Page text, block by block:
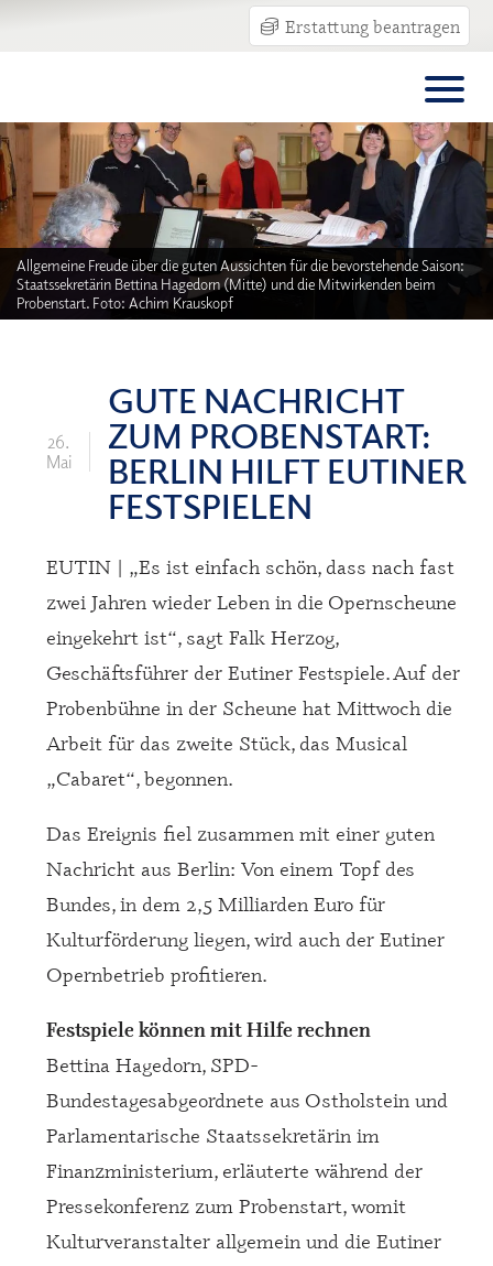
Erstattung beantragen
Allgemeine Freude über die guten Aussichten für die bevorstehende Saison:
Staatssekretärin Bettina Hagedorn (Mitte) und die Mitwirkenden beim
Probenstart. Foto: Achim Krauskopf
26.
Mai
GUTE NACHRICHT
ZUM PROBENSTART:
BERLIN HILFT EUTINER
FESTSPIELEN
EUTIN | „Es ist einfach schön, dass nach fast
zwei Jahren wieder Leben in die Opernscheune
eingekehrt ist“, sagt Falk Herzog,
Geschäftsführer der Eutiner Festspiele. Auf der
Probenbühne in der Scheune hat Mittwoch die
Arbeit für das zweite Stück, das Musical
„Cabaret“, begonnen.
Das Ereignis fiel zusammen mit einer guten
Nachricht aus Berlin: Von einem Topf des
Bundes, in dem 2,5 Milliarden Euro für
Kulturförderung liegen, wird auch der Eutiner
Opernbetrieb profitieren.
Festspiele können mit Hilfe rechnen
Bettina Hagedorn, SPD-
Bundestagesabgeordnete aus Ostholstein und
Parlamentarische Staatssekretärin im
Finanzministerium, erläuterte während der
Pressekonferenz zum Probenstart, womit
Kulturveranstalter allgemein und die Eutiner